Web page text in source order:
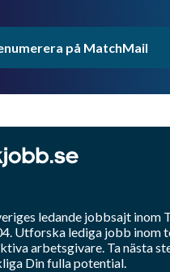
på MatchMail
ledande jobbsajt inom
Utforska lediga jobb inom
arbetsgivare. Ta nästa
Din fulla potential.